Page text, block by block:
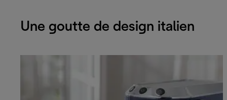
Une goutte de design italien